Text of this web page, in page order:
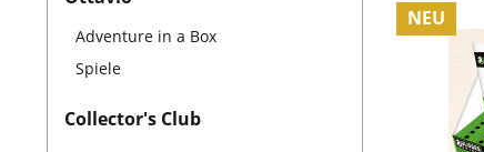
Adventure in a Box
Spiele
Collector's Club
NEU